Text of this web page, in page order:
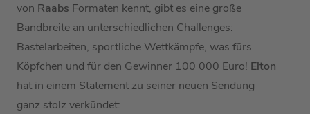
von Raabs Formaten kennt, gibt es eine große
Bandbreite an unterschiedlichen Challenges:
Bastelarbeiten, sportliche Wettkämpfe, was fürs
Köpfchen und für den Gewinner 100 000 Euro! Elton
hat in einem Statement zu seiner neuen Sendung
ganz stolz verkündet: